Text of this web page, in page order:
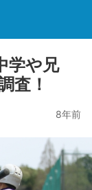
学や兄
査！
8年前